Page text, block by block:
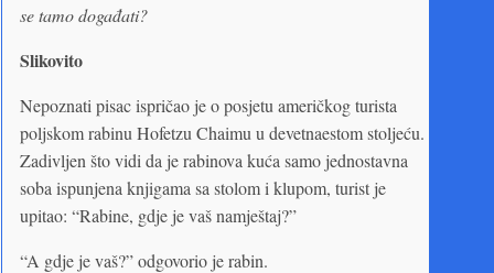
se tamo događati?
Slikovito
Nepoznati pisac ispričao je o posjetu američkog turista
poljskom rabinu Hofetzu Chaimu u devetnaestom stoljeću.
Zadivljen što vidi da je rabinova kuća samo jednostavna
soba ispunjena knjigama sa stolom i klupom, turist je
upitao: “Rabine, gdje je vaš namještaj?”
“A gdje je vaš?” odgovorio je rabin.